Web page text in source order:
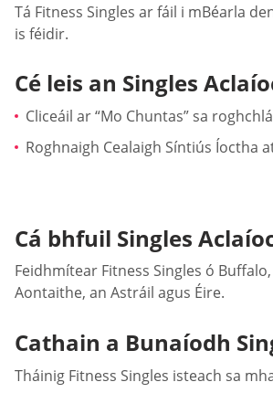
Tá Fitness Singles ar fáil i mBéarla
is féidir.
Cé leis an Singles
Cliceáil ar “Mo Chuntas” sa
Roghnaigh Cealaigh Síntiús Íoctha
Cá bhfuil Singles
Feidhmítear Fitness Singles ó
Aontaithe, an Astráil agus Éire.
Cathain a Bunaíodh
Tháinig Fitness Singles isteach sa